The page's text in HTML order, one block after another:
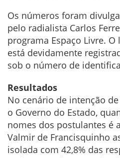
Os números foram
pelo radialista Carlos
programa Espaço Livre.
está devidamente
sob o número de
Resultados
No cenário de intenção
o Governo do Estado,
nomes dos postulantes é
Valmir de Francisquinho
isolada com 42,8% das